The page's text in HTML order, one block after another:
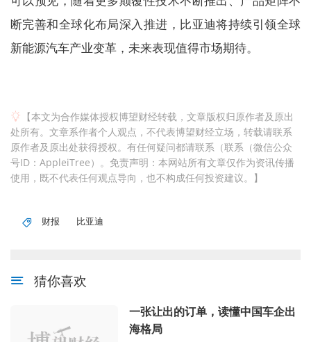
断完善和全球化布局深入推进，比亚迪将持续引领全球
新能源汽车产业变革，未来表现值得市场期待。
【本文为合作媒体授权博望财经转载，文章版权归原作者及原出
处所有。文章系作者个人观点，不代表博望财经立场，转载请联系
原作者及原出处获得授权。有任何疑问都请联系（联系（微信公众
号ID：AppleiTree）。免责声明：本网站所有文章仅作为资讯传播
使用，既不代表任何观点导向，也不构成任何投资建议。】
财报 比亚迪
猜你喜欢
一张让出的订单，读懂中国车企出
海格局